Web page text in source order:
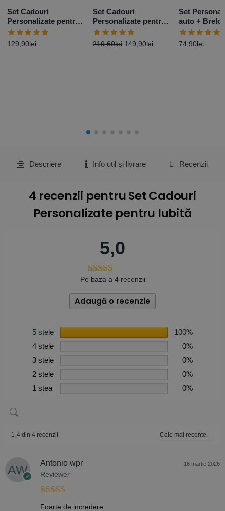
Set Cadouri
Personalizate pentru
Iubit
129,90lei
Set Cadouri
Personalizate pentru
Nași
219,60lei 149,90lei
Set
auto +
Breloc foto
74,90lei
Descriere Info util și livrare Recenzii
4 recenzii pentruSet Cadouri
Personalizate pentru Iubită
5,0
Pe baza a 4 recenzii
Adaugă o recenzie
5 stele
100%
4 stele
0%
3 stele
0%
2 stele
0%
1 stea
0%
1-4 din 4 recenzii
Antonio wpr
Reviewer
16 martie 2026
Evaluat la
Foarte de incredere